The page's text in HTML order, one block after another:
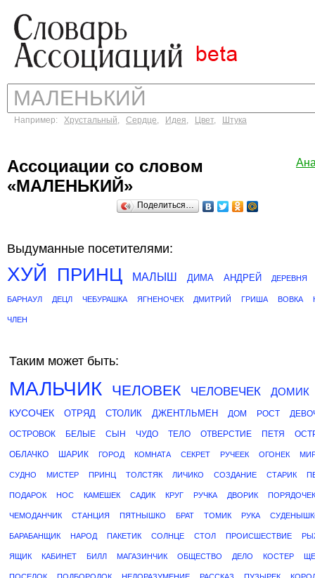
Например: Хрустальный, Сердце, Идея, Цвет, Штука
Ассоциации со словом
«МАЛЕНЬКИЙ»
Поделиться…
Выдуманные посетителями:
ХУЙ ПРИНЦ МАЛЫШ ДИМА АНДРЕЙ ДЕРЕВНЯ
БАРНАУЛ ДЕЦЛ ЧЕБУРАШКА ЯГНЕНОЧЕК ДМИТРИЙ ГРИША ВОВКА
ЧЛЕН
Таким может быть:
МАЛЬЧИК ЧЕЛОВЕК ЧЕЛОВЕЧЕК ДОМИК
КУСОЧЕК ОТРЯД СТОЛИК ДЖЕНТЛЬМЕН ДОМ РОСТ
ОСТРОВОК БЕЛЫЕ СЫН ЧУДО ТЕЛО ОТВЕРСТИЕ ПЕТЯ
ОБЛАЧКО ШАРИК ГОРОД КОМНАТА СЕКРЕТ РУЧЕЕК ОГОНЕК
СУДНО МИСТЕР ПРИНЦ ТОЛСТЯК ЛИЧИКО СОЗДАНИЕ СТАРИК
ПОДАРОК НОС КАМЕШЕК САДИК КРУГ РУЧКА ДВОРИК ПОРЯДОЧЕК
ЧЕМОДАНЧИК СТАНЦИЯ ПЯТНЫШКО БРАТ ТОМИК РУКА
БАРАБАНЩИК НАРОД ПАКЕТИК СОЛНЦЕ СТОЛ ПРОИСШЕСТВИЕ
ЯЩИК КАБИНЕТ БИЛЛ МАГАЗИНЧИК ОБЩЕСТВО ДЕЛО КОСТЕР